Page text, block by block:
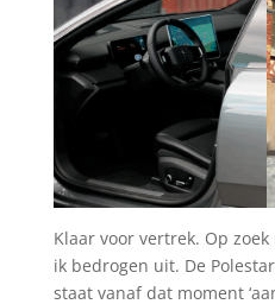
Klaar voor vertrek. Op
ik bedrogen uit. De
staat vanaf dat moment